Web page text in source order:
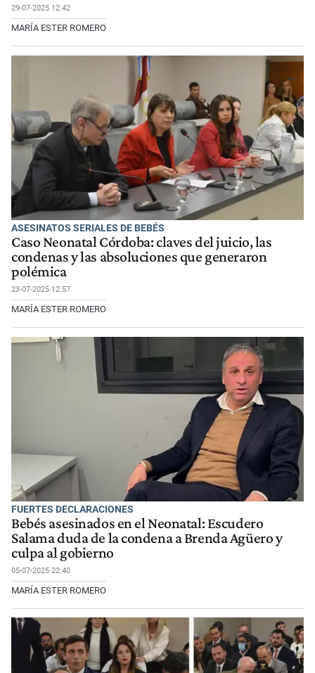
29-07-2025 12:42
MARÍA ESTER ROMERO
ASESINATOS SERIALES DE BEBÉS
Caso Neonatal Córdoba: claves del juicio, las
condenas y las absoluciones que generaron
polémica
23-07-2025 12:57
MARÍA ESTER ROMERO
FUERTES DECLARACIONES
Bebés asesinados en el Neonatal: Escudero
Salama duda de la condena a Brenda Agüero y
culpa al gobierno
05-07-2025 22:40
MARÍA ESTER ROMERO